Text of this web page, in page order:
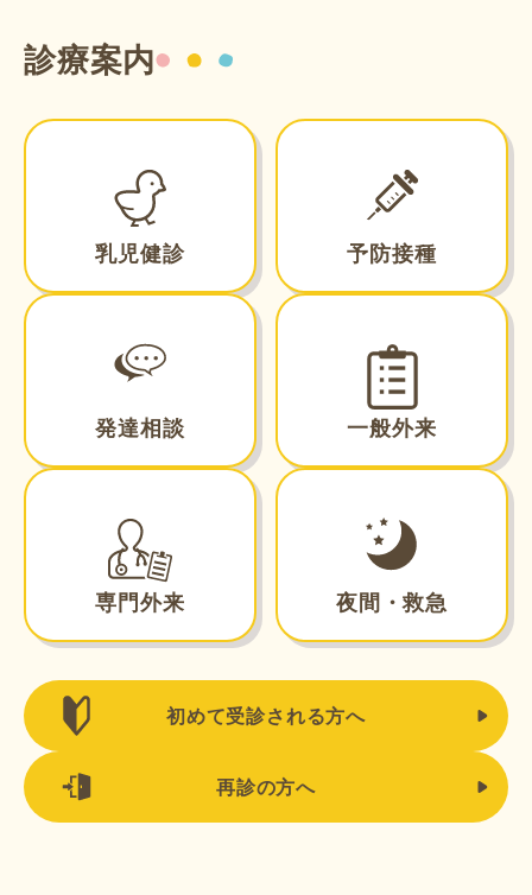
診療案内
乳児健診 予防接種
発達相談 一般外来
専門外来 夜間・救急
初めて受診される方へ
再診の方へ